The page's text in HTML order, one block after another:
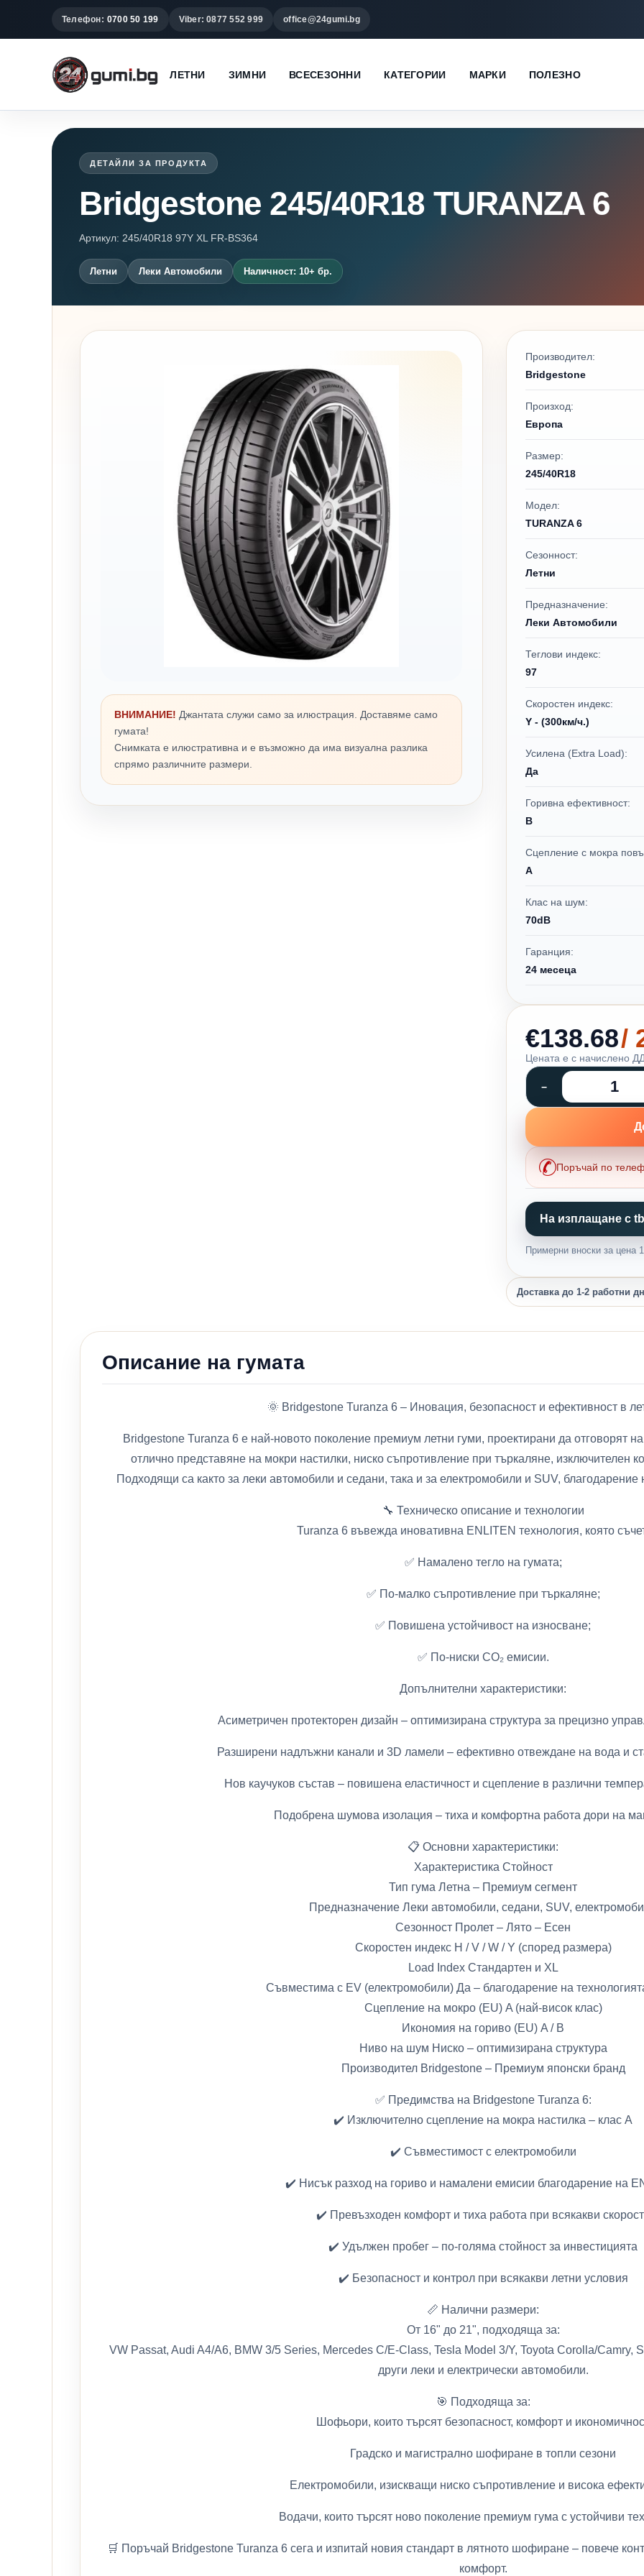
Телефон: 0700 50 199 Viber: 0877 552 999 office@24gumi.bg
ЛЕТНИ ЗИМНИ ВСЕСЕЗОННИ КАТЕГОРИИ МАРКИ ПОЛЕЗНО
ДЕТАЙЛИ ЗА ПРОДУКТА
Bridgestone 245/40R18 TURANZA 6
Артикул: 245/40R18 97Y XL FR-BS364
Летни Леки Автомобили Наличност: 10+ бр.
ВНИМАНИЕ! Джантата служи само за илюстрация. Доставяме само
гумата!
Снимката е илюстративна и е възможно да има визуална разлика
спрямо различните размери.
Производител:
Bridgestone
Произход:
Европа
Размер:
245/40R18
Модел:
TURANZA 6
Сезонност:
Летни
Предназначение:
Леки Автомобили
Теглови индекс:
97
Скоростен индекс:
Y - (300км/ч.)
Усилена (Extra Load):
Да
Горивна ефективност:
B
Сцепление с мокра
A
Клас на шум:
70dB
Гаранция:
24 месеца
€138.68/
Цената е с начислено
Поръчай по
На изплащане с
Примерни вноски за цена
Доставка до 1-2 работни
Описание на гумата
🌞 Bridgestone Turanza 6 – Иновация, безопасност и ефективност в
Bridgestone Turanza 6 е най-новото поколение премиум летни гуми, проектирани да отговорят
отлично представяне на мокри настилки, ниско съпротивление при търкаляне, изключителен
Подходящи са както за леки автомобили и седани, така и за електромобили и SUV,
🔧 Техническо описание и технологии
Turanza 6 въвежда иновативна ENLITEN технология, която
✅ Намалено тегло на гумата;
✅ По-малко съпротивление при търкаляне;
✅ Повишена устойчивост на износване;
✅ По-ниски CO₂ емисии.
Допълнителни характеристики:
Асиметричен протекторен дизайн – оптимизирана структура за прецизно
Разширени надлъжни канали и 3D ламели – ефективно отвеждане на вода и
Нов каучуков състав – повишена еластичност и сцепление в различни
Подобрена шумова изолация – тиха и комфортна работа дори на
📋 Основни характеристики:
Характеристика Стойност
Тип гума Летна – Премиум сегмент
Предназначение Леки автомобили, седани, SUV,
Сезонност Пролет – Лято – Есен
Скоростен индекс H / V / W / Y (според размера)
Load Index Стандартен и XL
Съвместима с EV (електромобили) Да – благодарение на
Сцепление на мокро (EU) A (най-висок клас)
Икономия на гориво (EU) A / B
Ниво на шум Ниско – оптимизирана структура
Производител Bridgestone – Премиум японски бранд
✅ Предимства на Bridgestone Turanza 6:
✔️ Изключително сцепление на мокра настилка – клас A
✔️ Съвместимост с електромобили
✔️ Нисък разход на гориво и намалени емисии благодарение на
✔️ Превъзходен комфорт и тиха работа при всякакви
✔️ Удължен пробег – по-голяма стойност за инвестицията
✔️ Безопасност и контрол при всякакви летни условия
📏 Налични размери:
От 16" до 21", подходяща за:
VW Passat, Audi A4/A6, BMW 3/5 Series, Mercedes C/E-Class, Tesla Model 3/Y, Toyota Corolla/Camry,
други леки и електрически автомобили.
🎯 Подходяща за:
Шофьори, които търсят безопасност, комфорт и
Градско и магистрално шофиране в топли сезони
Електромобили, изискващи ниско съпротивление и висока
Водачи, които търсят ново поколение премиум гума с устойчиви
🛒 Поръчай Bridgestone Turanza 6 сега и изпитай новия стандарт в лятното шофиране – повече
комфорт.